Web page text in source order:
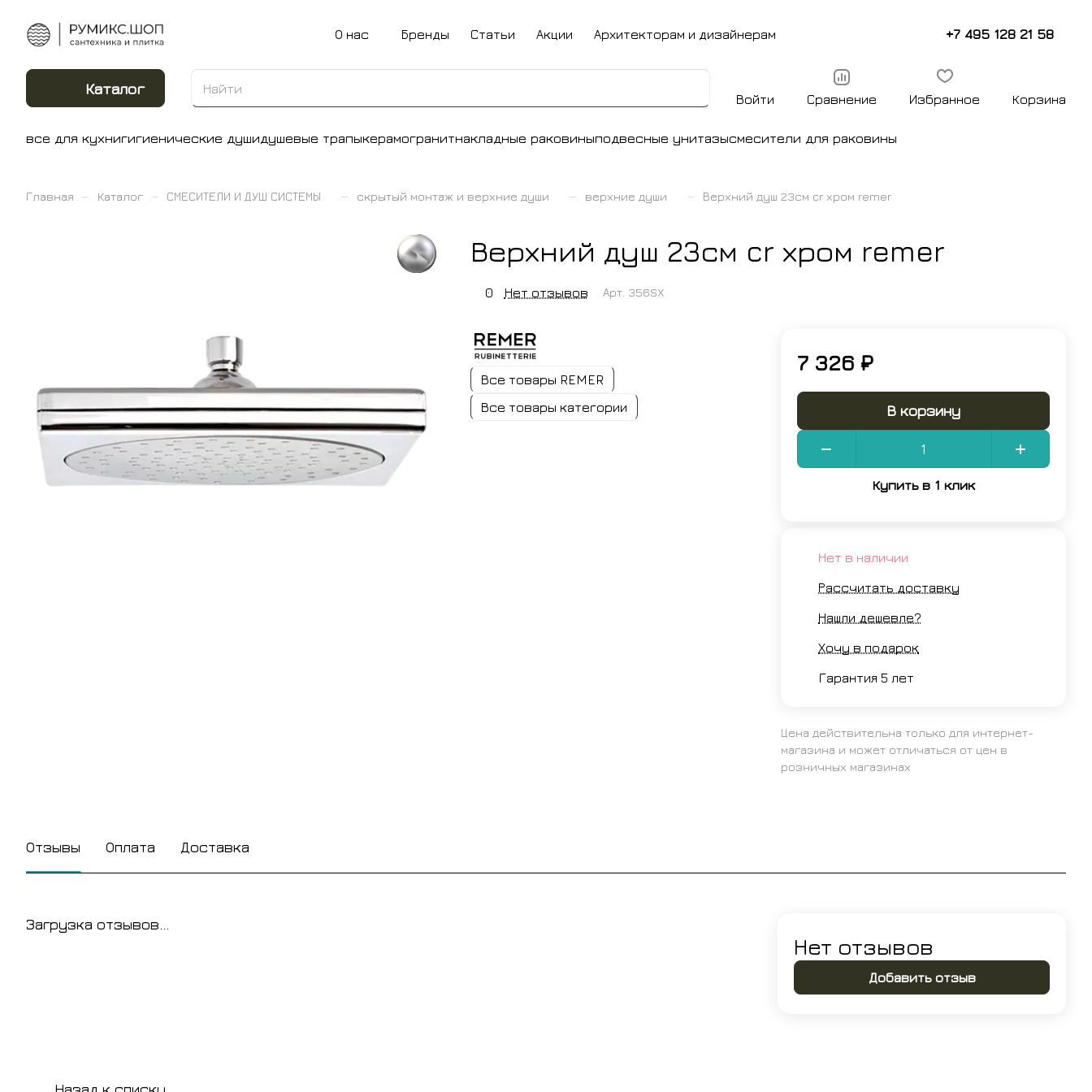
О нас Бренды Статьи Акции Архитекторам и дизайнерам +7 495 128 21 58
Каталог
Войти Сравнение Избранное Корзина
все для кухнигигиенические душидушевые трапыкерамогранитнакладные раковиныподвесные унитазысмесители для раковины
Главная – Каталог – СМЕСИТЕЛИ И ДУШ СИСТЕМЫ – скрытый монтаж и верхние души – верхние души – Верхний душ 23см cr хром remer
Верхний душ 23см cr хром remer
0 Нет отзывов Арт. 356SX
Все товары REMER
Все товары категории
7 326 ₽
В корзину
Купить в 1 клик
Нет в наличии
Рассчитать доставку
Нашли дешевле?
Хочу в подарок
Гарантия 5 лет
Цена действительна только для интернет-
магазина и может отличаться от цен в
розничных магазинах
Отзывы Оплата Доставка
Загрузка отзывов...
Нет отзывов
Добавить отзыв